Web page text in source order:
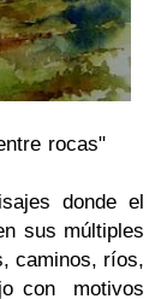
rocas"
donde el
sus múltiples
caminos, ríos,
con motivos